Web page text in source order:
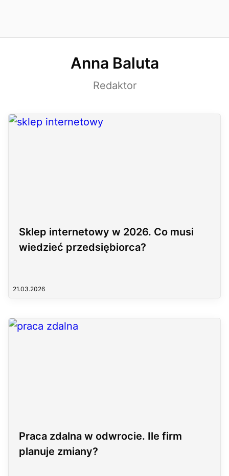
Anna Baluta
Redaktor
Sklep internetowy w 2026. Co musi
wiedzieć przedsiębiorca?
21.03.2026
Praca zdalna w odwrocie. Ile firm
planuje zmiany?